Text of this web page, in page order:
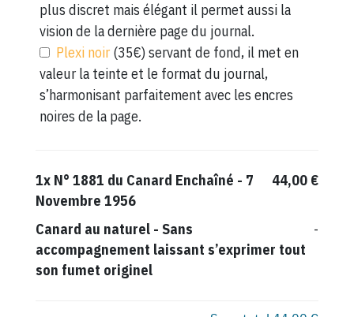
plus discret mais élégant il permet aussi la
vision de la dernière page du journal.
Plexi noir (35€) servant de fond, il met en
valeur la teinte et le format du journal,
s’harmonisant parfaitement avec les encres
noires de la page.
1x N° 1881 du Canard Enchaîné - 7
Novembre 1956
44,00 €
Canard au naturel- Sans
accompagnement laissant s’exprimer tout
son fumet originel
-